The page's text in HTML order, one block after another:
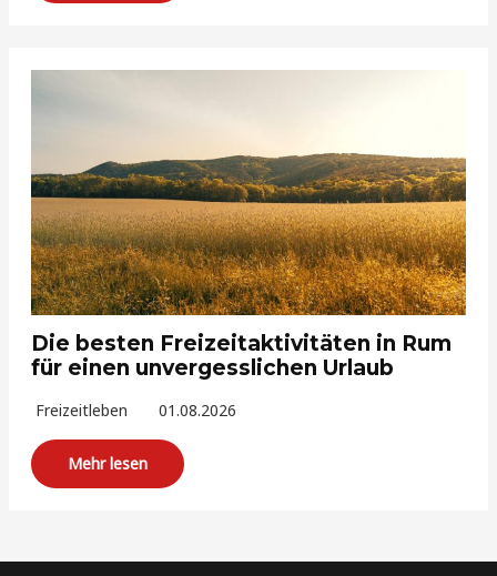
Die besten Freizeitaktivitäten in Rum
für einen unvergesslichen Urlaub
Freizeitleben 01.08.2026
Mehr lesen